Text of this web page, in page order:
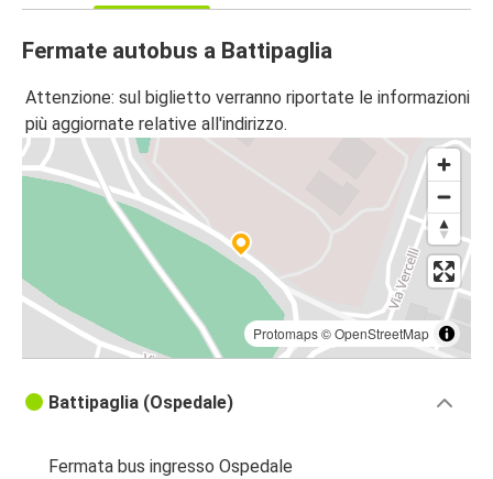
Fermate autobus a Battipaglia
Attenzione: sul biglietto verranno riportate le informazioni
più aggiornate relative all'indirizzo.
Protomaps©OpenStreetMap
Battipaglia (Ospedale)
Fermata bus ingresso Ospedale